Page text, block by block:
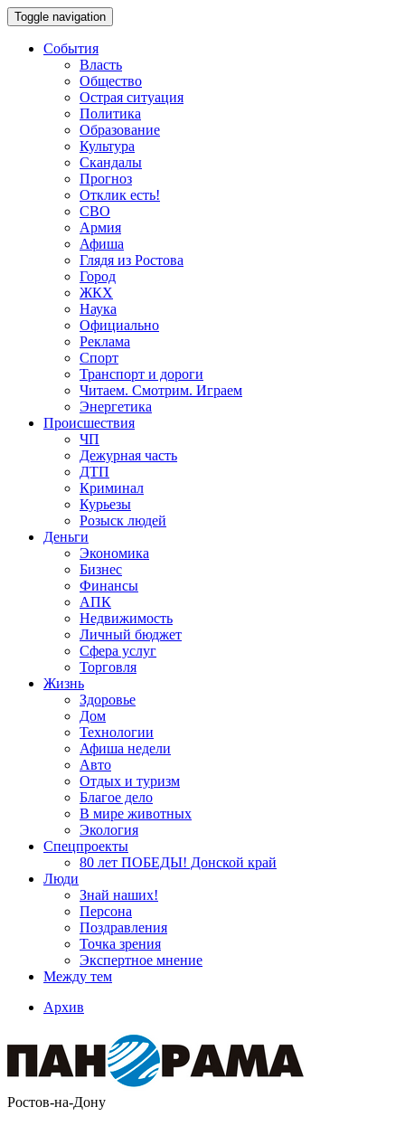
Toggle navigation
События
Власть
Общество
Острая ситуация
Политика
Образование
Культура
Скандалы
Прогноз
Отклик есть!
СВО
Армия
Афиша
Глядя из Ростова
Город
ЖКХ
Наука
Официально
Реклама
Спорт
Транспорт и дороги
Читаем. Смотрим. Играем
Энергетика
Происшествия
ЧП
Дежурная часть
ДТП
Криминал
Курьезы
Розыск людей
Деньги
Экономика
Бизнес
Финансы
АПК
Недвижимость
Личный бюджет
Сфера услуг
Торговля
Жизнь
Здоровье
Дом
Технологии
Афиша недели
Авто
Отдых и туризм
Благое дело
В мире животных
Экология
Спецпроекты
80 лет ПОБЕДЫ! Донской край
Люди
Знай наших!
Персона
Поздравления
Точка зрения
Экспертное мнение
Между тем
Архив
Ростов-на-Дону